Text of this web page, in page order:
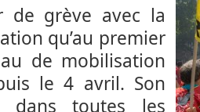
de grève avec la
qu’au premier
de mobilisation
le 4 avril. Son
dans toutes les